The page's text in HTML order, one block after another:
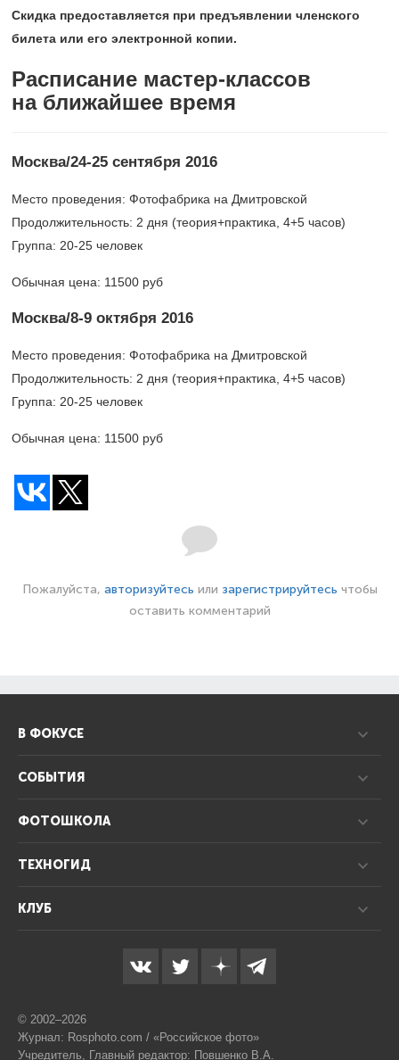
Скидка предоставляется при предъявлении членского
билета или его электронной копии.
Расписание мастер-классов
на ближайшее время
Москва/24-25 сентября 2016
Место проведения: Фотофабрика на Дмитровской
Продолжительность: 2 дня (теория+практика, 4+5 часов)
Группа: 20-25 человек
Обычная цена: 11500 руб
Москва/8-9 октября 2016
Место проведения: Фотофабрика на Дмитровской
Продолжительность: 2 дня (теория+практика, 4+5 часов)
Группа: 20-25 человек
Обычная цена: 11500 руб
Пожалуйста, авторизуйтесь или зарегистрируйтесь чтобы
оставить комментарий
В ФОКУСЕ
СОБЫТИЯ
ФОТОШКОЛА
ТЕХНОГИД
КЛУБ
© 2002–2026
Журнал: Rosphoto.com / «Российское фото»
Учредитель, Главный редактор: Повшенко В.А.